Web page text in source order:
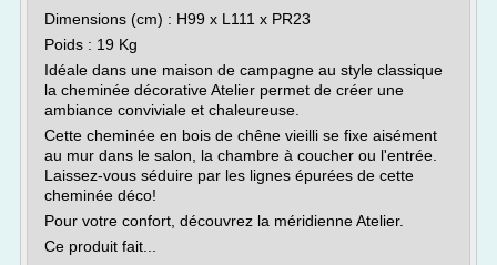
Dimensions (cm) : H99 x L111 x PR23
Poids : 19 Kg
Idéale dans une maison de campagne au style classique
la cheminée décorative Atelier permet de créer une
ambiance conviviale et chaleureuse.
Cette cheminée en bois de chêne vieilli se fixe aisément
au mur dans le salon, la chambre à coucher ou l'entrée.
Laissez-vous séduire par les lignes épurées de cette
cheminée déco!
Pour votre confort, découvrez la méridienne Atelier.
Ce produit fait...